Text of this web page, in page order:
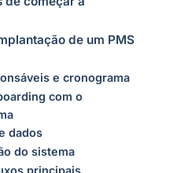
de um PMS
e cronograma
com o
dados
do sistema